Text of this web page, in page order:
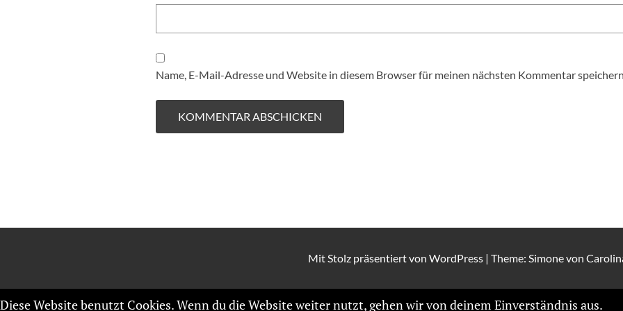
Name, E-Mail-Adresse und Website in diesem Browser für meinen nächsten Kommentar
Mit Stolz präsentiert von WordPress | Theme: Simone von
Diese Website benutzt Cookies. Wenn du die Website weiter nutzt, gehen wir von deinem Einverständnis aus.